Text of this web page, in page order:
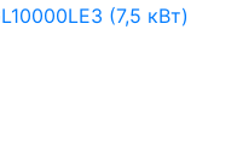
(7,5 кВт)